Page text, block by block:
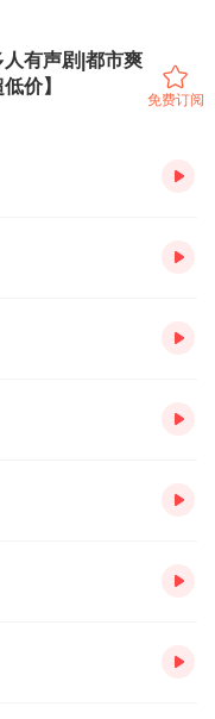
有声剧|都市爽
价】
免费订阅